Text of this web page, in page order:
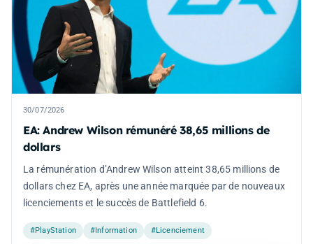
30/07/2026
EA: Andrew Wilson rémunéré 38,65 millions de
dollars
La rémunération d’Andrew Wilson atteint 38,65 millions de
dollars chez EA, après une année marquée par de nouveaux
licenciements et le succès de Battlefield 6.
#PlayStation #Information #Licenciement